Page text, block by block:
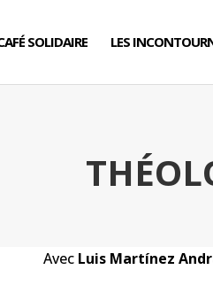
SOLIDAIRE LES
Avec Luis Martínez